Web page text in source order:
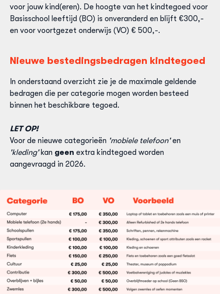
voor jouw kind(eren). De hoogte van het kindtegoed voor
Basisschool leeftijd (BO) is onveranderd en blijft €300,-
en voor voortgezet onderwijs (VO) € 500,-.
Nieuwe bestedingsbedragen kindtegoed
In onderstaand overzicht zie je de maximale geldende
bedragen die per categorie mogen worden besteed
binnen het beschikbare tegoed.
LET OP!
Voor de nieuwe categorieën 'mobiele telefoon'en
'kleding' kan geen extra kindtegoed worden
aangevraagd in 2026.